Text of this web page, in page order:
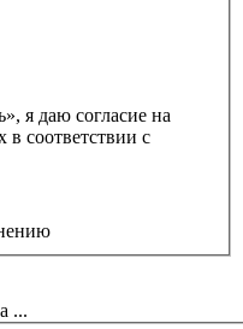
я даю согласие на
соответствии с
...